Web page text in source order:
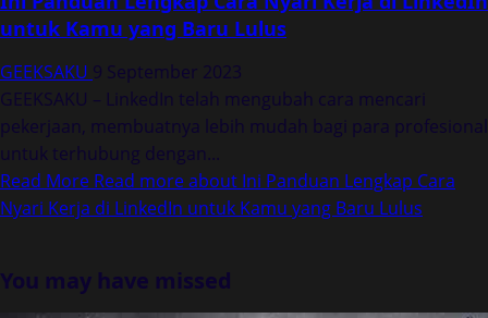
untuk Kamu yang Baru Lulus
GEEKSAKU 9 September 2023
GEEKSAKU – LinkedIn telah mengubah cara mencari
pekerjaan, membuatnya lebih mudah bagi para profesional
untuk terhubung dengan...
Read More Read more about Ini Panduan Lengkap Cara
Nyari Kerja di LinkedIn untuk Kamu yang Baru Lulus
You may have missed